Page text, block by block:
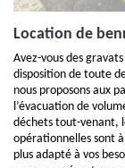
Location de
Avez-vous des
disposition de toute
nous proposons aux
l’évacuation de
déchets tout-venant,
opérationnelles sont
plus adapté à vos